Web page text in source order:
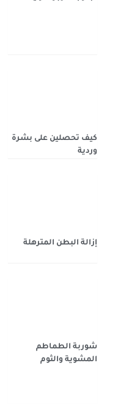
كيف تحصلين على بشرة
وردية
إزالة البطن المترهلة
شوربة الطماطم
المشوية والثوم